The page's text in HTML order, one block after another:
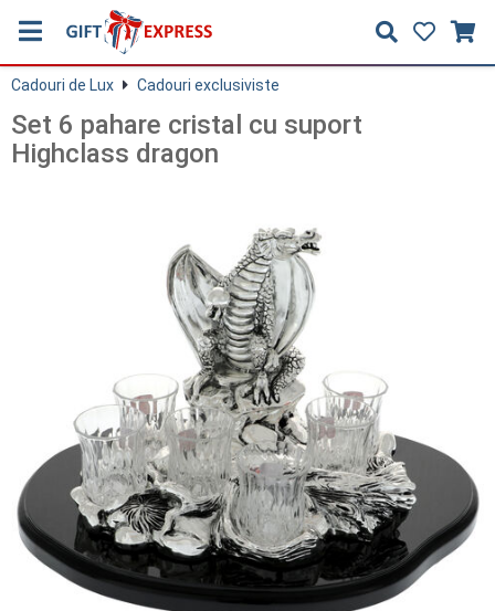
Cadouri de Lux Cadouri exclusiviste
Set 6 pahare cristal cu suport
Highclass dragon